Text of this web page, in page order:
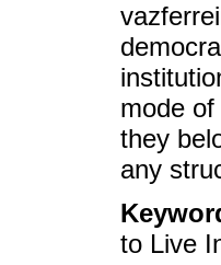
mode
they
any
to Live